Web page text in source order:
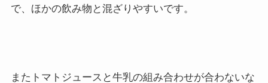
で、ほかの飲み物と混ざりやすいです。
またトマトジュースと牛乳の組み合わせが合わないな